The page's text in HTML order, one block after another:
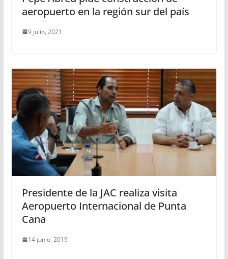
aeropuerto en la región sur del país
9 julio, 2021
Presidente de la JAC realiza visita
Aeropuerto Internacional de Punta
Cana
14 junio, 2019